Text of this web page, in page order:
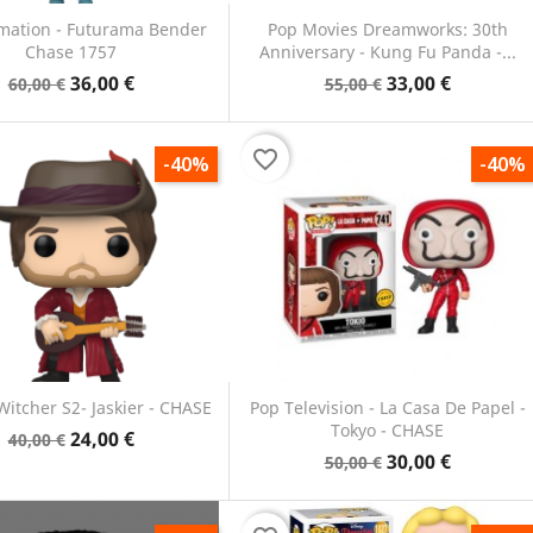
- Futurama Bender
Chase 1757
60,00 € 36,00 €
Anteprima
Pop Movies Dreamworks: 30th
Anniversary - Kung Fu Panda -...
55,00 € 33,00 €
Anteprima
S2- Jaskier - CHASE
40,00 € 24,00 €
-40%
Anteprima
Pop Television - La Casa De Papel -
Tokyo - CHASE
50,00 € 30,00 €
-40%
Anteprima
favorite_border